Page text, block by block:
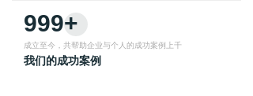
999+
我们的成功案例
成立至今，共帮助企业与个人的成功案例上千